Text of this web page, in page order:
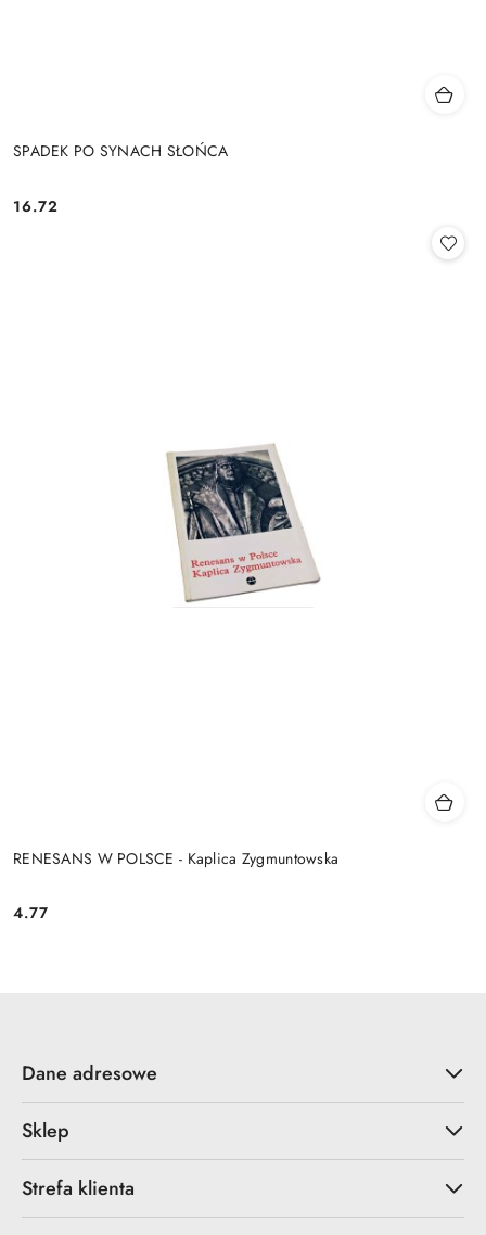
SPADEK PO SYNACH SŁOŃCA
Cena:
16.72
RENESANS W POLSCE - Kaplica Zygmuntowska
Cena:
4.77
Dane adresowe
Sklep
Strefa klienta